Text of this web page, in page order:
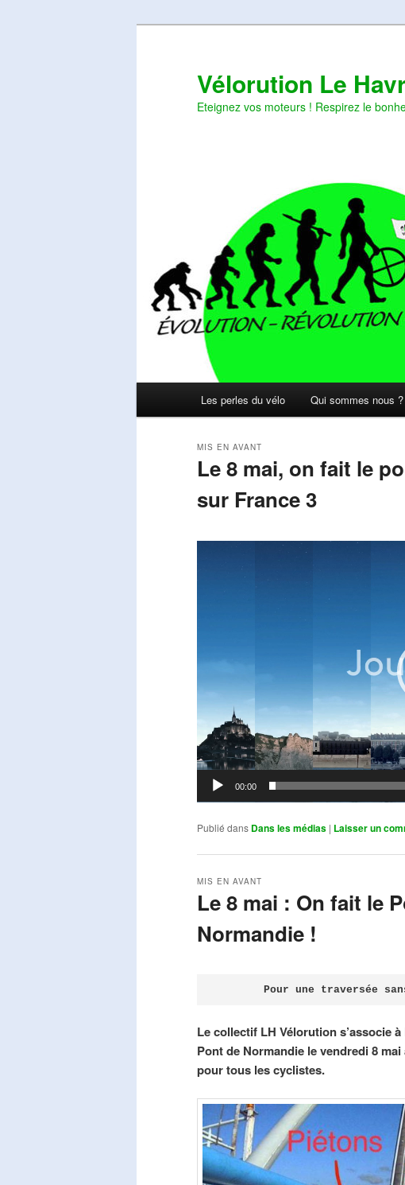
Vélorution Le
Eteignez vos moteurs ! Respirez le
Les perles du vélo Qui sommes nous ?
Le 8 mai, on fait le
sur France 3
MIS EN AVANT
00:00
Publié dans Dans les médias | Laisser un
Le 8 mai : On fait le
Normandie !
MIS EN AVANT
Pour une traversée
Le collectif LH Vélorution s’associe
Pont de Normandie le vendredi 8
pour tous les cyclistes.